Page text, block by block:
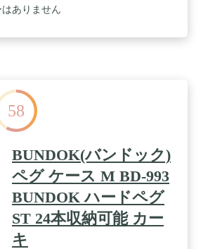
引っ張り方向は材料が厚めに設計さ
ありません
58
BUNDOK(バンドック)
ペグ ケース M BD-993
BUNDOK ハードペグ
ST 24本収納可能 カー
キ